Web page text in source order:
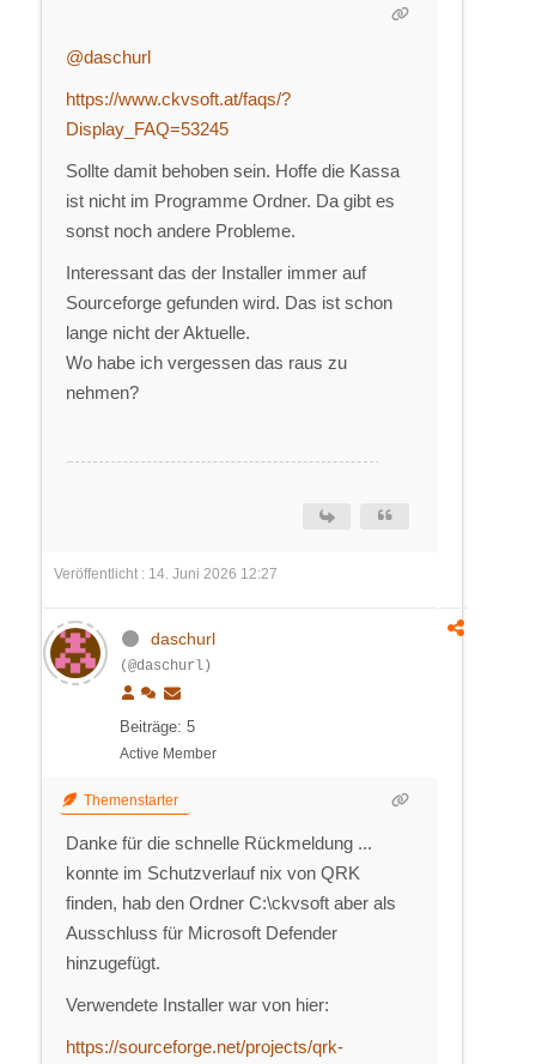
@daschurl
https://www.ckvsoft.at/faqs/?
Display_FAQ=53245
Sollte damit behoben sein. Hoffe die Kassa
ist nicht im Programme Ordner. Da gibt es
sonst noch andere Probleme.
Interessant das der Installer immer auf
Sourceforge gefunden wird. Das ist schon
lange nicht der Aktuelle.
Wo habe ich vergessen das raus zu
nehmen?
Veröffentlicht : 14. Juni 2026 12:27
daschurl
(@daschurl)
Beiträge: 5
Active Member
Themenstarter
Danke für die schnelle Rückmeldung ...
konnte im Schutzverlauf nix von QRK
finden, hab den Ordner C:\ckvsoft aber als
Ausschluss für Microsoft Defender
hinzugefügt.
Verwendete Installer war von hier:
https://sourceforge.net/projects/qrk-